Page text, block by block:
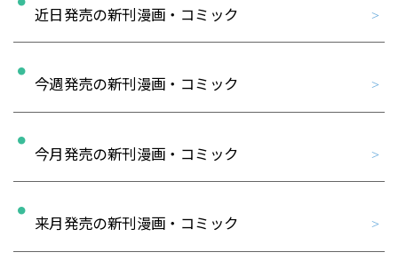
近日発売の新刊漫画・コミック
今週発売の新刊漫画・コミック
今月発売の新刊漫画・コミック
来月発売の新刊漫画・コミック